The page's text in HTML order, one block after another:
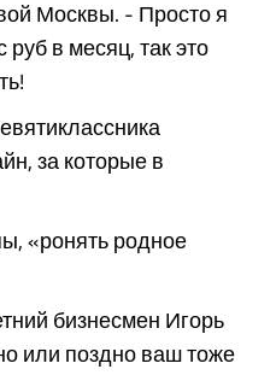
Москвы. - Просто я
в месяц, так это
за которые в
«ронять родное
бизнесмен Игорь
или поздно ваш тоже